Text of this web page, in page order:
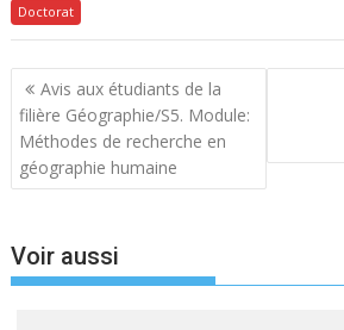
Doctorat
Navigation
de
l’article
Avis aux étudiants de la
filière Géographie/S5. Module:
Méthodes de recherche en
géographie humaine
Voir aussi